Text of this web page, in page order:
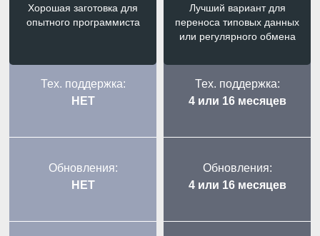
Хорошая заготовка для
опытного программиста
Тех. поддержка:
НЕТ
Обновления:
НЕТ
Лучший вариант для
переноса типовых данных
или регулярного обмена
Тех. поддержка:
4 или 16 месяцев
Обновления:
4 или 16 месяцев